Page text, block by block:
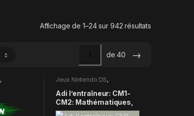
Affichage de 1–24 sur 942 résultats
de 40 →
,
Jeux Nintendo DS,
Adi l’entraîneur: CM1-
CM2: Mathématiques,
Français